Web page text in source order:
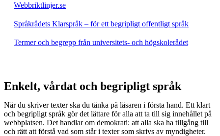
Webbriktlinjer.se
Språkrådets Klarspråk – för ett begripligt offentligt språk
Termer och begrepp från universitets- och högskolerådet
Enkelt, vårdat och begripligt språk
När du skriver texter ska du tänka på läsaren i första hand. Ett klart
och begripligt språk gör det lättare för alla att ta till sig innehållet på
webbplatsen. Det handlar om demokrati: att alla ska ha tillgång till
och rätt att förstå vad som står i texter som skrivs av myndigheter.